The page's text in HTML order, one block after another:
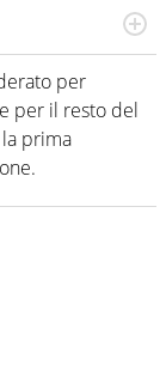
basket,
trovare la notizia
per
per il resto del
la prima